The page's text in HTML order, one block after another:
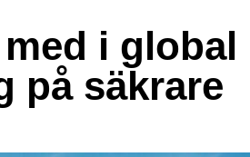
i global
på säkrare